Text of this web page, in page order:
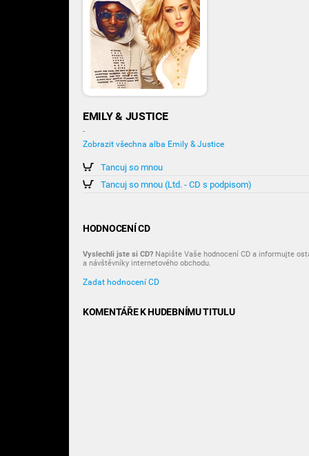
EMILY & JUSTICE
-
Zobrazit všechna alba Emily & Justice
Tancuj so mnou
Tancuj so mnou (Ltd. - CD s podpisom)
HODNOCENÍ CD
Vyslechli jste si CD? Napište Vaše hodnocení CD a informujte
a návštěvníky internetového obchodu.
Zadat hodnocení CD
KOMENTÁŘE K HUDEBNÍMU TITULU